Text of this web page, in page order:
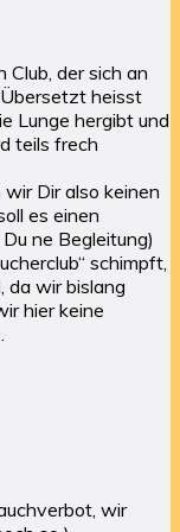
Club, der sich an
heisst
Lunge hergibt und
teils frech
Dir also keinen
es einen
ne Begleitung)
schimpft,
da wir bislang
hier keine
wir